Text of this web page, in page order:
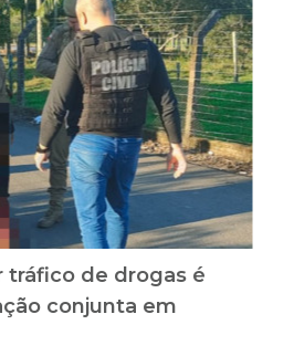
tráfico de drogas é
conjunta em